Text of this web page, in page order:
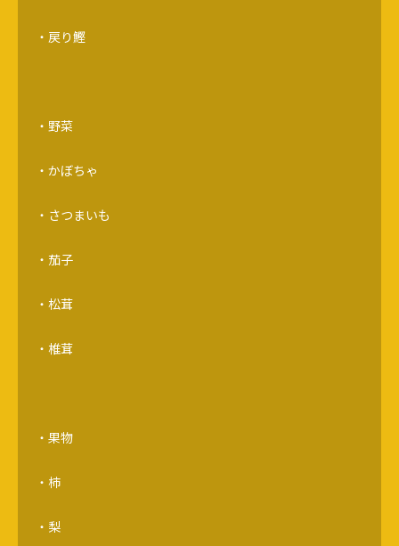
・戻り鰹
・野菜
・かぼちゃ
・さつまいも
・茄子
・松茸
・椎茸
・果物
・柿
・梨